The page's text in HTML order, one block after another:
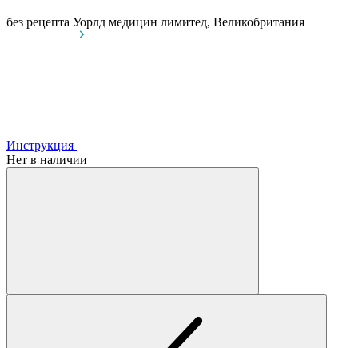
без рецепта Уорлд медицин лимитед, Великобритания
Инструкция
Нет в наличии